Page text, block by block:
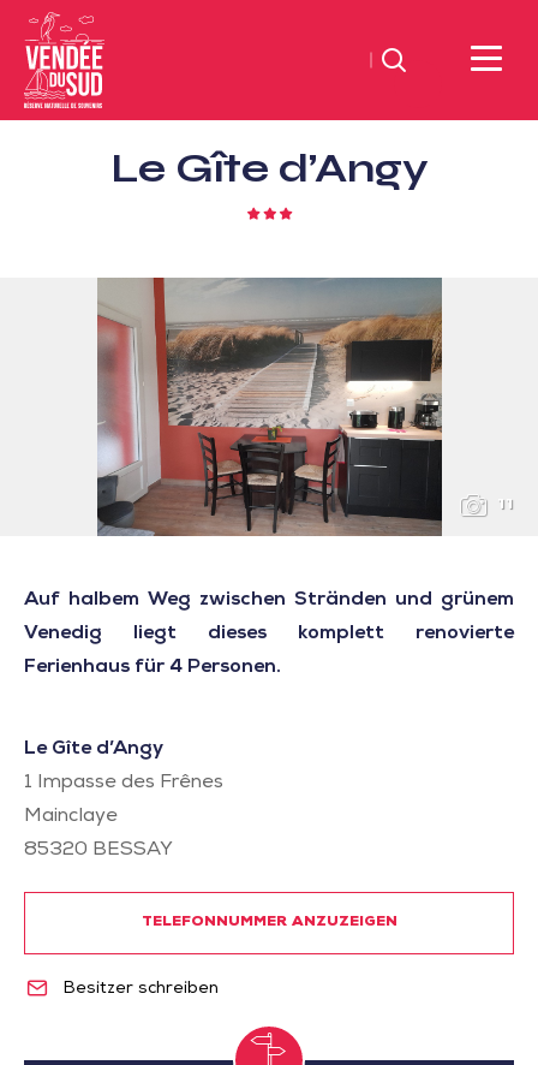
Sud
Suchen
Le Gîte d’Angy
3
11
Auf halbem Weg zwischen Stränden und grünem
Venedig liegt dieses komplett renovierte
Ferienhaus für 4 Personen.
Le Gîte d’Angy
1 Impasse des Frênes
Mainclaye
85320 BESSAY
TELEFONNUMMER ANZUZEIGEN
Besitzer schreiben